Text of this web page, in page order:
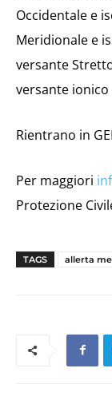
Occidentale e
Meridionale e
versante
versante ionico
Rientrano in
Per maggiori
Protezione
TAGS allerta